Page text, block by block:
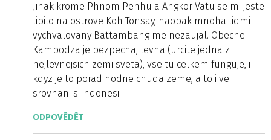
Jinak krome Phnom Penhu a Angkor Vatu se mi jeste
libilo na ostrove Koh Tonsay, naopak mnoha lidmi
vychvalovany Battambang me nezaujal. Obecne:
Kambodza je bezpecna, levna (urcite jedna z
nejlevnejsich zemi sveta), vse tu celkem funguje, i
kdyz je to porad hodne chuda zeme, a to i ve
srovnani s Indonesii.
ODPOVĚDĚT